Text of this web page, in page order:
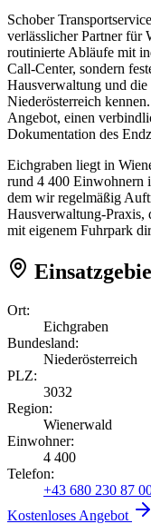
Schober
verlässlicher Partner für
routinierte Abläufe mit
Call-Center, sondern
Hausverwaltung und die
Niederösterreich
Angebot, einen
Dokumentation des
Eichgraben liegt in
rund 4 400 Einwohnern
dem wir regelmäßig
Hausverwaltung-Praxis,
mit eigenem Fuhrpark
Ort:
Eichgraben
Bundesland:
Niederösterreich
PLZ:
3032
Region:
Wienerwald
Einwohner:
4 400
Telefon:
+43 680 230 87
Kostenloses Angebot